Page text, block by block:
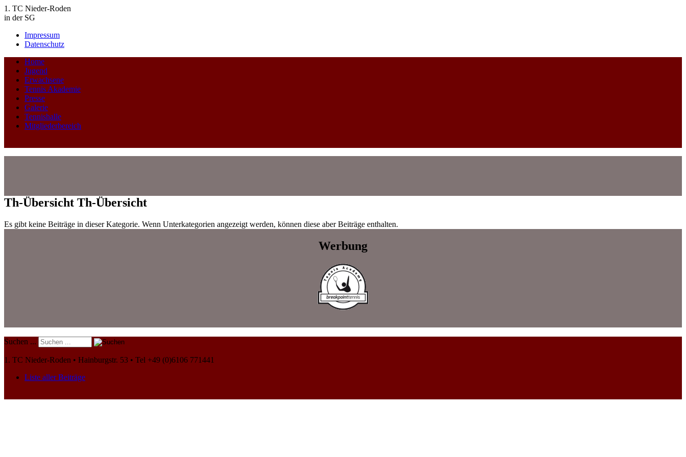
1. TC Nieder-Roden
in der SG
Impressum
Datenschutz
Home
Jugend
Erwachsene
Tennis Akademie
Presse
Galerie
Tennishalle
Mitgliederbereich
Th-Übersicht Th-Übersicht
Es gibt keine Beiträge in dieser Kategorie. Wenn Unterkategorien angezeigt werden, können diese aber Beiträge enthalten.
Werbung
Suchen ...
1. TC Nieder-Roden • Hainburgstr. 53 • Tel +49 (0)6106 771441
Liste aller Beiträge